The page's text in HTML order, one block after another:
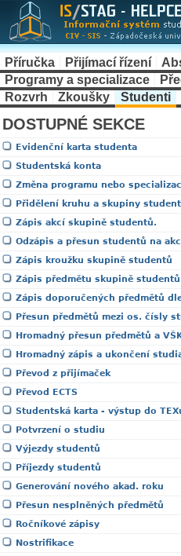
Příručka Přijímací řízení
Programy a specializace
Rozvrh
Zkoušky Studenti
DOSTUPNÉ SEKCE
Evidenční karta studenta
Studentská konta
Změna programu nebo
Přidělení kruhu a skupiny
Zápis akcí skupině studentů.
Odzápis a přesun studentů na
Zápis kroužku skupině studentů
Zápis předmětu skupině studentů
Zápis doporučených předmětů
Přesun předmětů mezi os. čísly
Hromadný přesun předmětů a
Hromadný zápis a ukončení
Převod z přijímaček
Převod ECTS
Studentská karta - výstup do
Potvrzení o studiu
Výjezdy studentů
Příjezdy studentů
Generování nového akad. roku
Přesun nesplněných předmětů
Ročníkové zápisy
Nostrifikace